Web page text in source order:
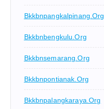
Bkkbnpangkalpinang.org
Bkkbnbengkulu.org
Bkkbnsemarang.org
Bkkbnpontianak.org
Bkkbnpalangkaraya.org